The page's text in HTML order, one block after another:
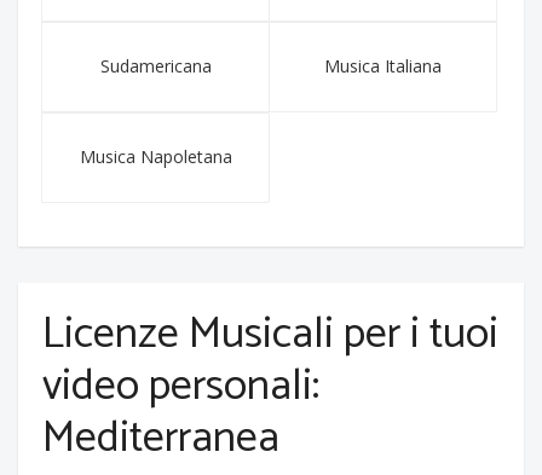
Sudamericana Musica Italiana
Musica Napoletana
Licenze Musicali per i tuoi
video personali:
Mediterranea